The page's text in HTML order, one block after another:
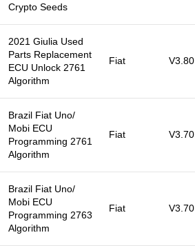
Crypto Seeds
2021 Giulia Used
Parts Replacement
ECU Unlock 2761
Algorithm
Fiat V3.80
Brazil Fiat Uno/
Mobi ECU
Programming 2761
Algorithm
Fiat V3.70
Brazil Fiat Uno/
Mobi ECU
Programming 2763
Algorithm
Fiat V3.70